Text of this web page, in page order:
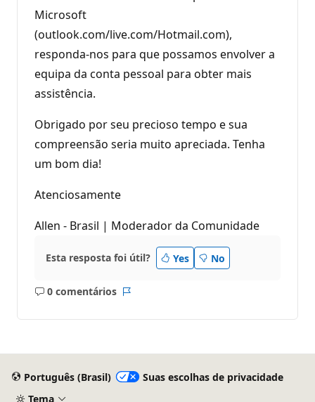
Microsoft
(outlook.com/live.com/Hotmail.com),
responda-nos para que possamos envolver a
equipa da conta pessoal para obter mais
assistência.
Obrigado por seu precioso tempo e sua
compreensão seria muito apreciada. Tenha
um bom dia!
Atenciosamente
Allen - Brasil | Moderador da Comunidade
Esta resposta foi útil? Yes No
0 comentários
Sem
Relatório
Português (Brasil)
Suas escolhas de privacidade
Tema